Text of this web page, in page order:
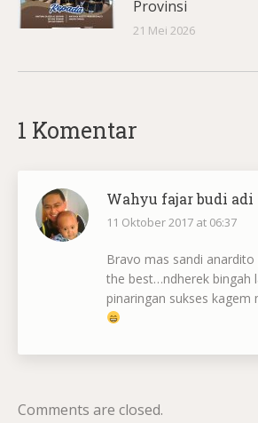
Provinsi
21 Mei 2026
1 Komentar
Wahyu fajar budi adi
says:
11 Oktober 2017 at 06:37
Bravo mas sandi
the best…ndherek bingah
pinaringan sukses kagem
Comments are closed.